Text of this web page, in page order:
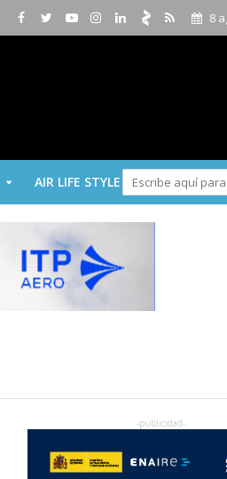
8
AIR LIFE STYLE